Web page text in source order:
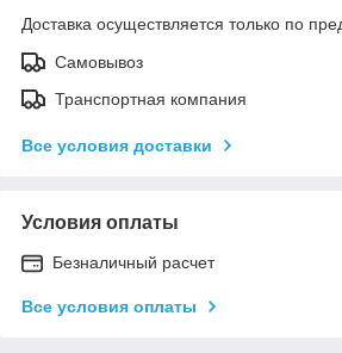
Доставка осуществляется только по
Самовывоз
Транспортная компания
Все условия доставки
Условия оплаты
Безналичный расчет
Все условия оплаты